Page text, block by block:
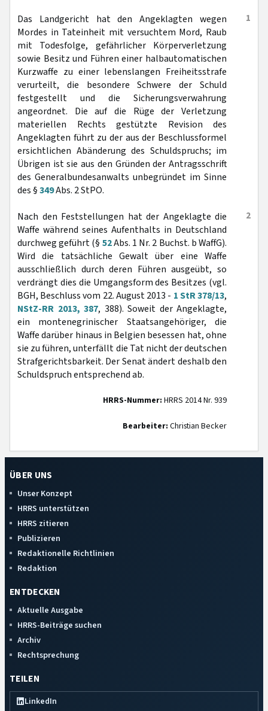
1
Das Landgericht hat den Angeklagten wegen
Mordes in Tateinheit mit versuchtem Mord, Raub
mit Todesfolge, gefährlicher Körperverletzung
sowie Besitz und Führen einer halbautomatischen
Kurzwaffe zu einer lebenslangen Freiheitsstrafe
verurteilt, die besondere Schwere der Schuld
festgestellt und die Sicherungsverwahrung
angeordnet. Die auf die Rüge der Verletzung
materiellen Rechts gestützte Revision des
Angeklagten führt zu der aus der Beschlussformel
ersichtlichen Abänderung des Schuldspruchs; im
Übrigen ist sie aus den Gründen der Antragsschrift
des Generalbundesanwalts unbegründet im Sinne
des §349Abs. 2 StPO.
2
Nach den Feststellungen hat der Angeklagte die
Waffe während seines Aufenthalts in Deutschland
durchweg geführt (§ 52Abs. 1 Nr. 2 Buchst. b WaffG).
Wird die tatsächliche Gewalt über eine Waffe
ausschließlich durch deren Führen ausgeübt, so
verdrängt dies die Umgangsform des Besitzes (vgl.
BGH, Beschluss vom 22. August 2013 - 1 StR 378/13,
NStZ-RR 2013, 387, 388). Soweit der Angeklagte,
ein montenegrinischer Staatsangehöriger, die
Waffe darüber hinaus in Belgien besessen hat, ohne
sie zu führen, unterfällt die Tat nicht der deutschen
Strafgerichtsbarkeit. Der Senat ändert deshalb den
Schuldspruch entsprechend ab.
HRRS-Nummer: HRRS 2014 Nr. 939
Bearbeiter: Christian Becker
ÜBER UNS
Unser Konzept
HRRS unterstützen
HRRS zitieren
Publizieren
Redaktionelle Richtlinien
Redaktion
ENTDECKEN
Aktuelle Ausgabe
HRRS-Beiträge suchen
Archiv
Rechtsprechung
TEILEN
LinkedIn